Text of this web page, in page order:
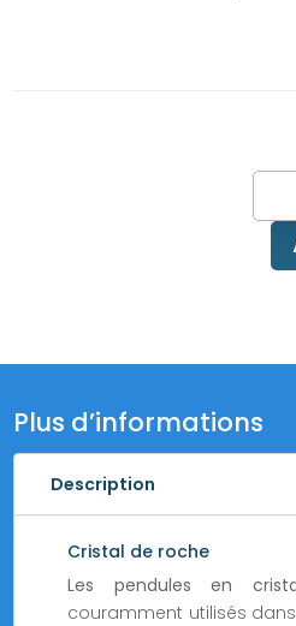
de
Plus d’informations
Description
Cristal de roche
Les pendules en
couramment utilisés